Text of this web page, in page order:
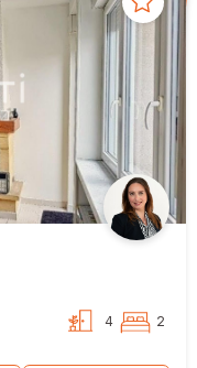
4 2